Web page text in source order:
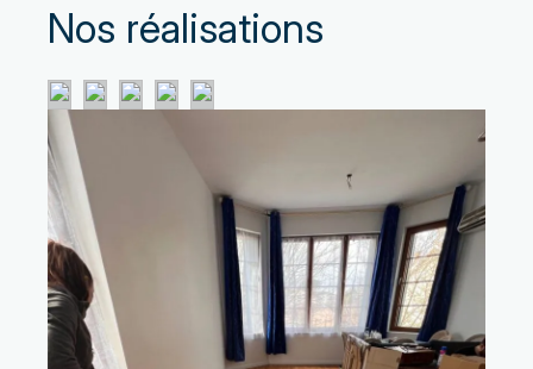
Nos réalisations